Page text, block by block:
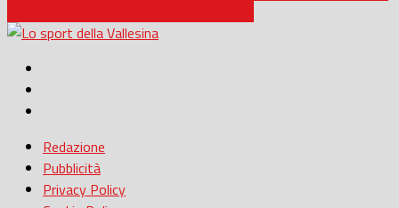
Redazione
Pubblicità
Privacy Policy